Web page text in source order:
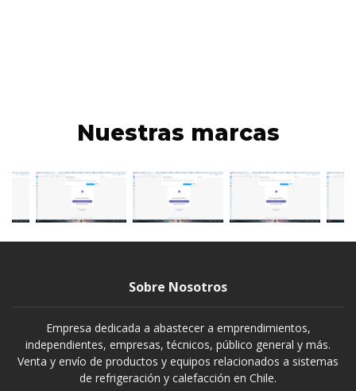
Nuestras marcas
Sobre Nosotros
Empresa dedicada a abastecer a emprendimientos,
independientes, empresas, técnicos, público general y más.
Venta y envío de productos y equipos relacionados a sistemas
de refrigeración y calefacción en Chile.